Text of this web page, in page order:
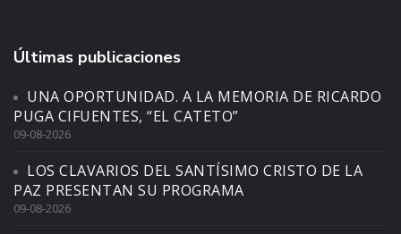
Últimas publicaciones
UNA OPORTUNIDAD. A LA MEMORIA DE RICARDO
PUGA CIFUENTES, “EL CATETO”
09-08-2026
LOS CLAVARIOS DEL SANTÍSIMO CRISTO DE LA
PAZ PRESENTAN SU PROGRAMA
09-08-2026